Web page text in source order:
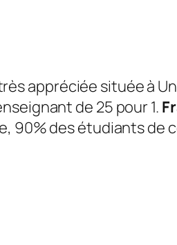
appréciée située à
de 25 pour 1.
90% des étudiants